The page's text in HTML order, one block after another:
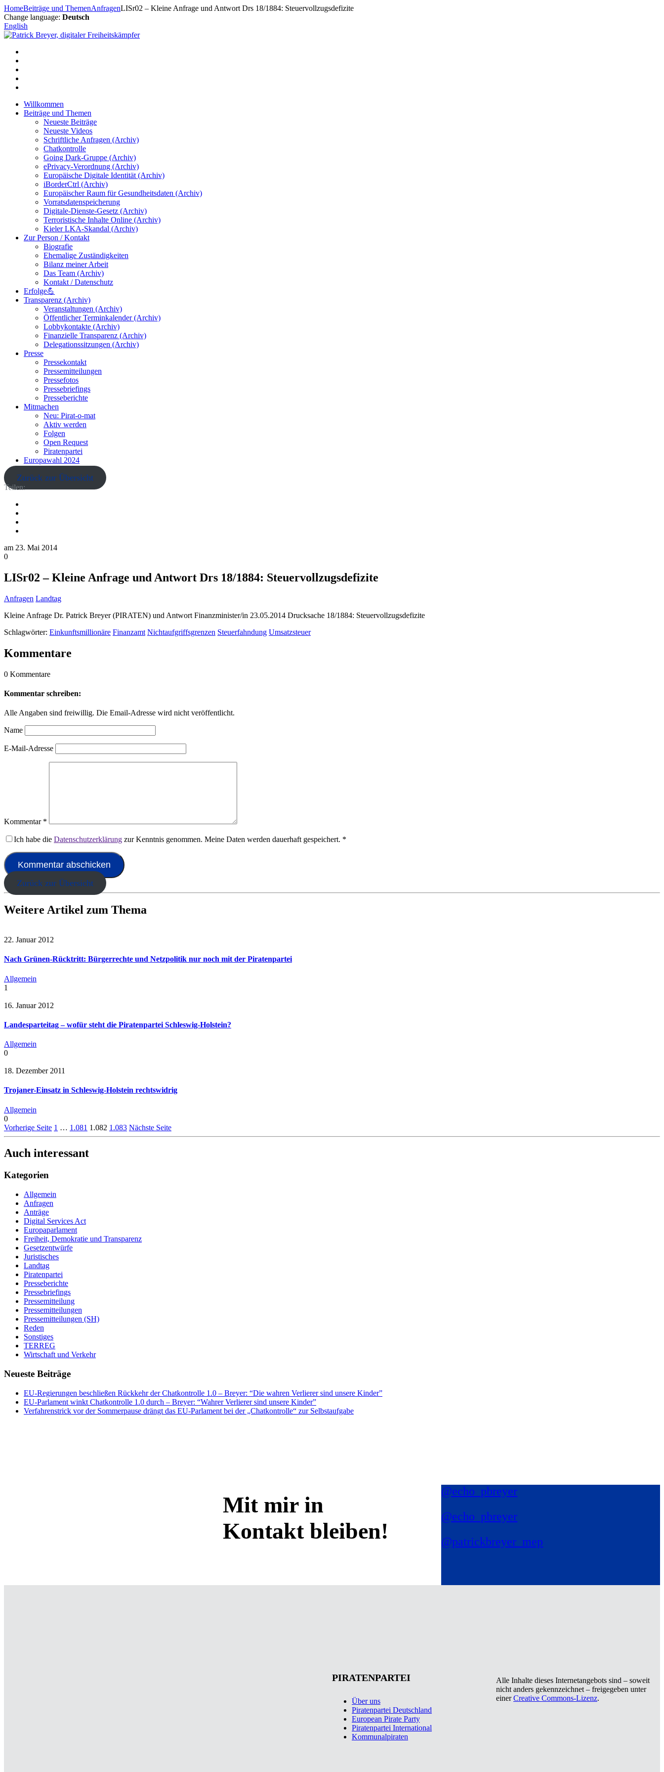
Zum
Inhalt
springen
HomeBeiträge und ThemenAnfragenLISr02 – Kleine Anfrage und Antwort Drs 18/1884: Steuervollzugsdefizite
Change language: Deutsch
English
Willkommen
Beiträge und Themen
Neueste Beiträge
Neueste Videos
Schriftliche Anfragen (Archiv)
Chatkontrolle
Going Dark-Gruppe (Archiv)
ePrivacy-Verordnung (Archiv)
Europäische Digitale Identität (Archiv)
iBorderCtrl (Archiv)
Europäischer Raum für Gesundheitsdaten (Archiv)
Vorratsdatenspeicherung
Digitale-Dienste-Gesetz (Archiv)
Terroristische Inhalte Online (Archiv)
Kieler LKA-Skandal (Archiv)
Zur Person / Kontakt
Biografie
Ehemalige Zuständigkeiten
Bilanz meiner Arbeit
Das Team (Archiv)
Kontakt / Datenschutz
Erfolge💪
Transparenz (Archiv)
Veranstaltungen (Archiv)
Öffentlicher Terminkalender (Archiv)
Lobbykontakte (Archiv)
Finanzielle Transparenz (Archiv)
Delegationssitzungen (Archiv)
Presse
Pressekontakt
Pressemitteilungen
Pressefotos
Pressebriefings
Presseberichte
Mitmachen
Neu: Pirat-o-mat
Aktiv werden
Folgen
Open Request
Piratenpartei
Europawahl 2024
Zurück zur Übersicht
Teilen:
am 23. Mai 2014
0
LISr02 – Kleine Anfrage und Antwort Drs 18/1884: Steuervollzugsdefizite
Anfragen Landtag
Kleine Anfrage Dr. Patrick Breyer (PIRATEN) und Antwort Finanzminister/in 23.05.2014 Drucksache 18/1884: Steuervollzugsdefizite
Schlagwörter: Einkunftsmillionäre Finanzamt Nichtaufgriffsgrenzen Steuerfahndung Umsatzsteuer
Kommentare
0 Kommentare
Kommentar schreiben:
Alle Angaben sind freiwillig. Die Email-Adresse wird nicht veröffentlicht.
Name
E-Mail-Adresse
Kommentar *
Ich habe die Datenschutzerklärung zur Kenntnis genommen. Meine Daten werden dauerhaft gespeichert. *
Zurück zur Übersicht
Weitere Artikel zum Thema
22. Januar 2012
Nach Grünen-Rücktritt: Bürgerrechte und Netzpolitik nur noch mit der Piratenpartei
Allgemein
1
16. Januar 2012
Landesparteitag – wofür steht die Piratenpartei Schleswig-Holstein?
Allgemein
0
18. Dezember 2011
Trojaner-Einsatz in Schleswig-Holstein rechtswidrig
Allgemein
0
Vorherige Seite 1 … 1.081 1.082 1.083 Nächste Seite
Auch interessant
Kategorien
Allgemein
Anfragen
Anträge
Digital Services Act
Europaparlament
Freiheit, Demokratie und Transparenz
Gesetzentwürfe
Juristisches
Landtag
Piratenpartei
Presseberichte
Pressebriefings
Pressemitteilung
Pressemitteilungen
Pressemitteilungen (SH)
Reden
Sonstiges
TERREG
Wirtschaft und Verkehr
Neueste Beiträge
EU-Regierungen beschließen Rückkehr der Chatkontrolle 1.0 – Breyer: “Die wahren Verlierer sind unsere Kinder”
EU-Parlament winkt Chatkontrolle 1.0 durch – Breyer: “Wahrer Verlierer sind unsere Kinder”
Verfahrenstrick vor der Sommerpause drängt das EU-Parlament bei der „Chatkontrolle“ zur Selbstaufgabe
Mit mir in
Kontakt bleiben!
@echo_pbreyer
@echo_pbreyer
@patrickbreyer_mep
PIRATENPARTEI
Über uns
Piratenpartei Deutschland
European Pirate Party
Piratenpartei International
Kommunalpiraten
Alle Inhalte dieses Internetangebots sind – soweit
nicht anders gekennzeichnet – freigegeben unter
einerCreative Commons-Lizenz.